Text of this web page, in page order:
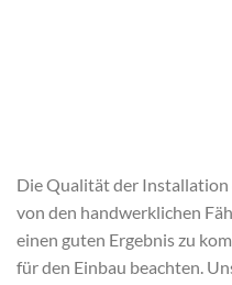
Die Qualität der Installation
von den handwerklichen
einen guten Ergebnis zu
für den Einbau beachten.